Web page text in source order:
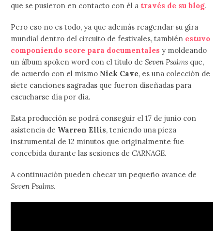
que se pusieron en contacto con él a través de su blog.
Pero eso no es todo, ya que además reagendar su gira
mundial dentro del circuito de festivales, también estuvo
componiendo score para documentalesy moldeando
un álbum spoken word con el titulo deSeven Psalms que,
de acuerdo con el mismo Nick Cave, es una colección de
siete canciones sagradas que fueron diseñadas para
escucharse día por día.
Esta producción se podrá conseguir el 17 de junio con
asistencia de Warren Ellis, teniendo una pieza
instrumental de 12 minutos que originalmente fue
concebida durante las sesiones deCARNAGE.
A continuación pueden checar un pequeño avance de
Seven Psalms.